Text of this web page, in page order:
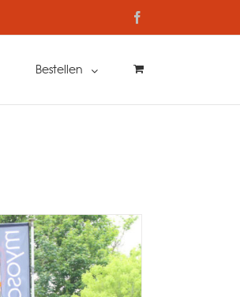
Bestellen